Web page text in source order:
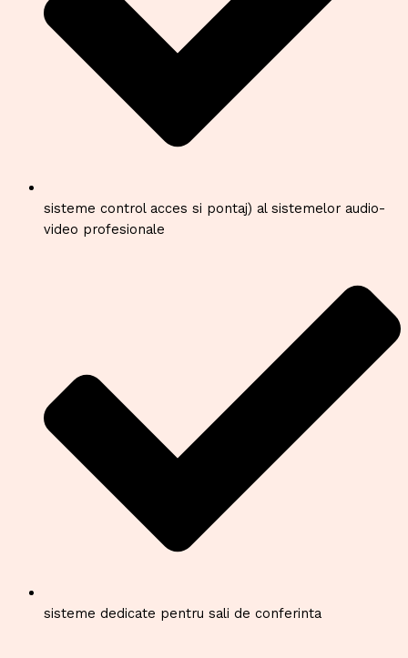
sisteme control acces si pontaj) al sistemelor audio-
video profesionale
sisteme dedicate pentru sali de conferinta